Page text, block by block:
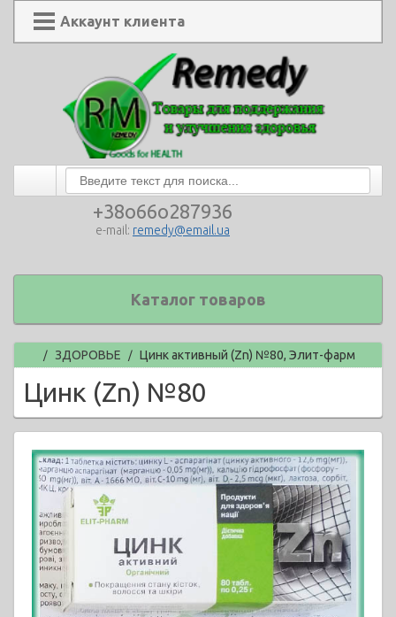
Аккаунт клиента
+38o66o287936
e-mail: remedy@email.ua
Каталог товаров
Главная
/ ЗДОРОВЬЕ / Цинк активный (Zn) №80, Элит-фарм
Цинк (Zn) №80